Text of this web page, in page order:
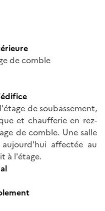
de comble
de soubassement,
et chaufferie en rez-
de comble. Une salle
affectée au
à l'étage.